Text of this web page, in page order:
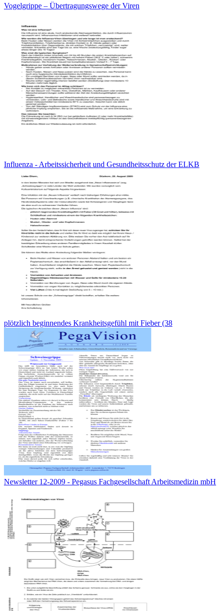
Vogelgrippe – Übertragungswege der Viren
Influenza - Arbeitssicherheit und Gesundheitsschutz der ELKB
plötzlich beginnendes Krankheitsgefühl mit Fieber (38
Newsletter 12-2009 - Pegasus Fachgesellschaft Arbeitsmedizin mbH